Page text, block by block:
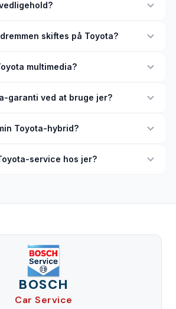
skiftes på Toyota?
multimedia?
garanti ved at bruge jer?
Toyota-hybrid?
service hos jer?
BOSCH
Car Service